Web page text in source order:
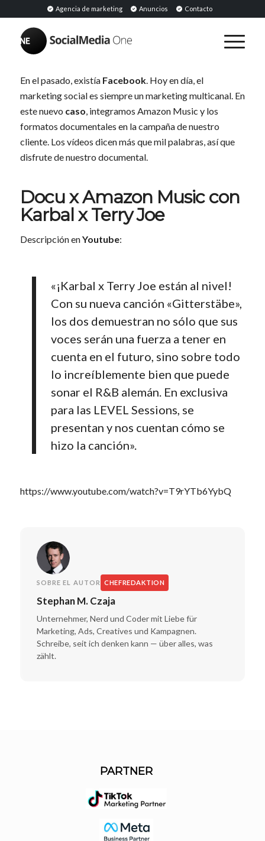
Agencia de marketing Anuncios Contacto
En el pasado, existía Facebook. Hoy en día, el
marketing social es siempre un marketing multicanal. En
este nuevo caso , integramos Amazon Music y los
formatos documentales en la campaña de nuestro
cliente. Los vídeos dicen más que mil palabras, así que
disfrute de nuestro documental.
Docu x Amazon Music con
Karbal x Terry Joe
Descripción enYoutube:
«¡Karbal x Terry Joe están al nivel!
Con su nueva canción «Gitterstäbe»,
los dos demuestran no sólo que sus
voces serán una fuerza a tener en
cuenta en el futuro, sino sobre todo
lo increíblemente bien que puede
sonar el R&B alemán. En exclusiva
para las LEVEL Sessions, se
presentan y nos cuentan cómo se
hizo la canción».
https://www.youtube.com/watch?v=T9rYTb6YybQ
SOBRE EL AUTOR CHEFREDAKTION
Stephan M. Czaja
Unternehmer, Nerd und Coder mit Liebe für
Marketing, Ads, Creatives und Kampagnen.
Schreibe, seit ich denken kann — über alles, was
zählt.
PARTNER